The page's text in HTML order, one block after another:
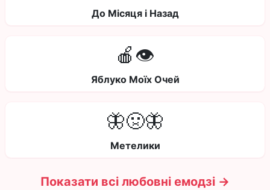
До Місяця і Назад
🍎👁️
Яблуко Моїх Очей
🦋🤢🦋
Метелики
Показати всі любовні емодзі →